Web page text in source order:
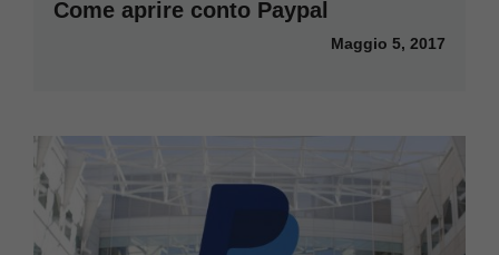
Come aprire conto Paypal
Maggio 5, 2017